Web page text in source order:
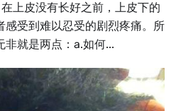
上皮没有长好之前，上皮下的
感受到难以忍受的剧烈疼痛。所
非就是两点：a.如何...